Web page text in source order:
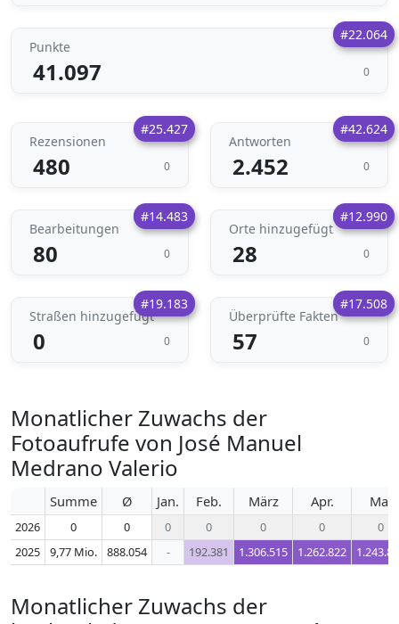
#22.064
Punkte
41.097 0
#25.427
Rezensionen
480 0
#42.624
Antworten
2.452 0
#14.483
Bearbeitungen
80 0
#12.990
Orte hinzugefügt
28 0
#19.183
Straßen hinzugefügt
0 0
#17.508
Überprüfte Fakten
57 0
Monatlicher Zuwachs der
Fotoaufrufe von José Manuel
Medrano Valerio
Summe Ø Jan. Feb. März Apr. Mai
2026 0 0 0 0 0 0
0
2025
9,77 Mio. 888.054 - 192.381 1.306.515 1.262.822
Monatlicher Zuwachs der